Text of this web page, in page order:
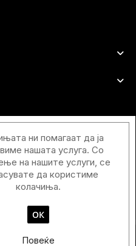
Сите права задржани.
with
код Y2026
ни помагаат да ја
нашата услуга. Со
на нашите услуги, се
да користиме
колачиња.
ОК
Повеќе